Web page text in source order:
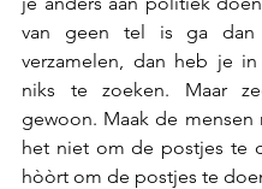
van geen tel is ga dan
verzamelen, dan heb je
niks te zoeken. Maar
gewoon. Maak de mensen
het niet om de postjes te
hòòrt om de postjes te